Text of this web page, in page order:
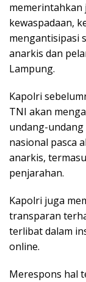
kewaspadaan,
mengantisipasi
anarkis dan
Lampung.
Kapolri
TNI akan
undang-
nasional pasca
anarkis,
penjarahan.
Kapolri juga
transparan
terlibat dalam
online.
Merespons hal